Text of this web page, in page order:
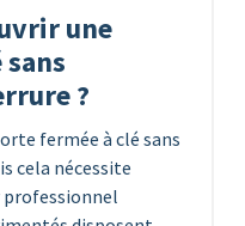
une
?
fermée à clé sans
cela nécessite
professionnel